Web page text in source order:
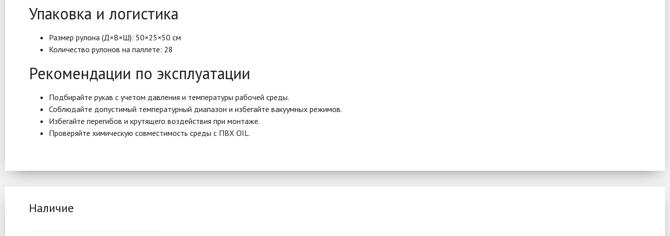
Упаковка и логистика
Размер рулона (Д×В×Ш): 50×25×50 см
Количество рулонов на паллете: 28
Рекомендации по эксплуатации
Подбирайте рукав с учетом давления и температуры рабочей среды.
Соблюдайте допустимый температурный диапазон и избегайте вакуумных режимов.
Избегайте перегибов и крутящего воздействия при монтаже.
Проверяйте химическую совместимость среды с ПВХ OIL.
Наличие